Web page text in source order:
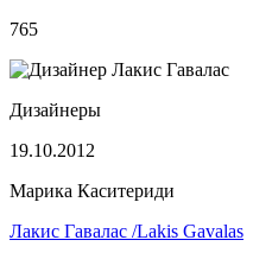
765
Дизайнеры
19.10.2012
Марика Каситериди
Лакис Гавалас /Lakis Gavalas